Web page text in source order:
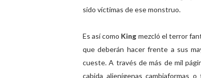
sido víctimas de ese monstruo.
Es así como King mezcló el terror
que deberán hacer frente a sus
cueste. A través de más de mil
cabida alienígenas cambiaformas